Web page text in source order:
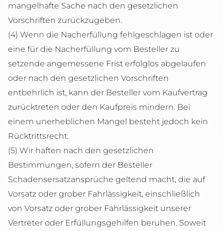
mangelhafte Sache nach den gesetzlichen
Vorschriften zurückzugeben.
(4) Wenn die Nacherfüllung fehlgeschlagen ist oder
eine für die Nacherfüllung vom Besteller zu
setzende angemessene Frist erfolglos abgelaufen
oder nach den gesetzlichen Vorschriften
entbehrlich ist, kann der Besteller vom Kaufvertrag
zurücktreten oder den Kaufpreis mindern. Bei
einem unerheblichen Mangel besteht jedoch kein
Rücktrittsrecht.
(5) Wir haften nach den gesetzlichen
Bestimmungen, sofern der Besteller
Schadensersatzansprüche geltend macht, die auf
Vorsatz oder grober Fahrlässigkeit, einschließlich
von Vorsatz oder grober Fahrlässigkeit unserer
Vertreter oder Erfüllungsgehilfen beruhen. Soweit